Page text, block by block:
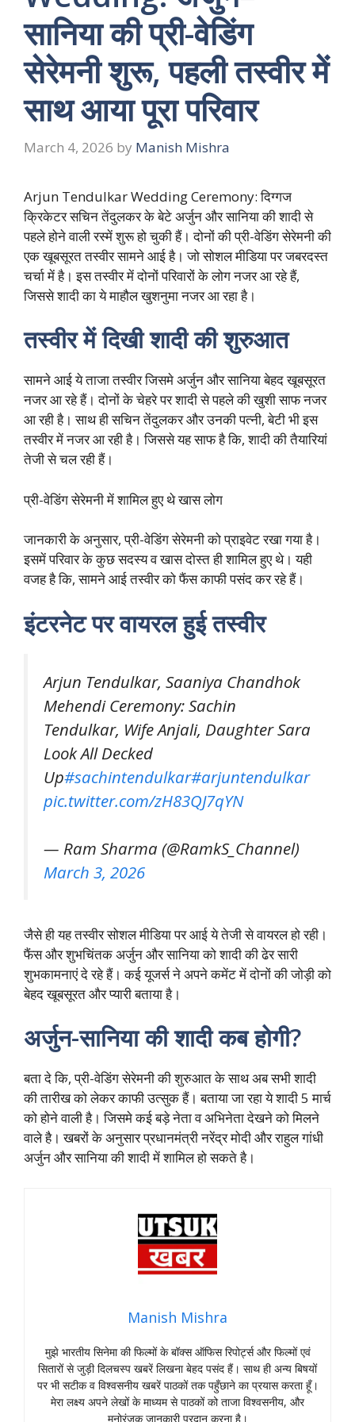
सानिया की प्री-वेडिंग
सेरेमनी शुरू, पहली तस्वीर में
साथ आया पूरा परिवार
March 4, 2026 by Manish Mishra
Arjun Tendulkar Wedding Ceremony: दिग्गज
क्रिकेटर सचिन तेंदुलकर के बेटे अर्जुन और सानिया की शादी से
पहले होने वाली रस्में शुरू हो चुकी हैं। दोनों की प्री-वेडिंग सेरेमनी की
एक खूबसूरत तस्वीर सामने आई है। जो सोशल मीडिया पर जबरदस्त
चर्चा में है। इस तस्वीर में दोनों परिवारों के लोग नजर आ रहे हैं,
जिससे शादी का ये माहौल खुशनुमा नजर आ रहा है।
तस्वीर में दिखी शादी की शुरुआत
सामने आई ये ताजा तस्वीर जिसमे अर्जुन और सानिया बेहद खूबसूरत
नजर आ रहे हैं। दोनों के चेहरे पर शादी से पहले की खुशी साफ नजर
आ रही है। साथ ही सचिन तेंदुलकर और उनकी पत्नी, बेटी भी इस
तस्वीर में नजर आ रही है। जिससे यह साफ है कि, शादी की तैयारियां
तेजी से चल रही हैं।
प्री-वेडिंग सेरेमनी में शामिल हुए थे खास लोग
जानकारी के अनुसार, प्री-वेडिंग सेरेमनी को प्राइवेट रखा गया है।
इसमें परिवार के कुछ सदस्य व खास दोस्त ही शामिल हुए थे। यही
वजह है कि, सामने आई तस्वीर को फैंस काफी पसंद कर रहे हैं।
इंटरनेट पर वायरल हुई तस्वीर
Arjun Tendulkar, Saaniya Chandhok
Mehendi Ceremony: Sachin
Tendulkar, Wife Anjali, Daughter Sara
Look All Decked
Up#sachintendulkar#arjuntendulkar
pic.twitter.com/zH83QJ7qYN
— Ram Sharma (@RamkS_Channel)
March 3, 2026
जैसे ही यह तस्वीर सोशल मीडिया पर आई ये तेजी से वायरल हो रही।
फैंस और शुभचिंतक अर्जुन और सानिया को शादी की ढेर सारी
शुभकामनाएं दे रहे हैं। कई यूजर्स ने अपने कमेंट में दोनों की जोड़ी को
बेहद खूबसूरत और प्यारी बताया है।
अर्जुन-सानिया की शादी कब होगी?
बता दे कि, प्री-वेडिंग सेरेमनी की शुरुआत के साथ अब सभी शादी
की तारीख को लेकर काफी उत्सुक हैं। बताया जा रहा ये शादी 5 मार्च
को होने वाली है। जिसमे कई बड़े नेता व अभिनेता देखने को मिलने
वाले है। खबरों के अनुसार प्रधानमंत्री नरेंद्र मोदी और राहुल गांधी
अर्जुन और सानिया की शादी में शामिल हो सकते है।
Manish Mishra
मुझे भारतीय सिनेमा की फिल्मों के बॉक्स ऑफिस रिपोर्ट्स और फिल्मों एवं
सितारों से जुड़ी दिलचस्प खबरें लिखना बेहद पसंद हैं। साथ ही अन्य बिषयों
पर भी सटीक व विश्वसनीय खबरें पाठकों तक पहुँछाने का प्रयास करता हूँ।
मेरा लक्ष्य अपने लेखों के माध्यम से पाठकों को ताजा विश्वसनीय, और
मनोरंजक जानकारी प्रदान करना है।